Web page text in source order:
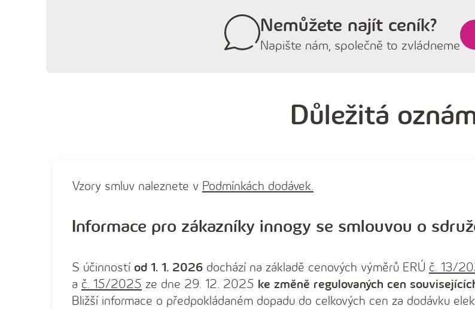
Nemůžete najít ceník?
Napište nám, společně to zvládneme
Důležitá
Vzory smluv naleznete v Podmínkách dodávek.
Informace pro zákazníky innogy se smlouvou o
S účinností od 1. 1. 2026 dochází na základě cenových výměrů ERÚ č. 13/
a č. 15/2025 ze dne 29. 12. 2025 ke změně regulovaných cen
Bližší informace o předpokládaném dopadu do celkových cen za dodávku